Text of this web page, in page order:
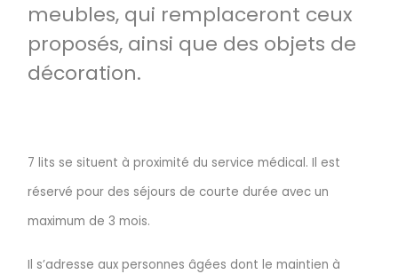
meubles, qui remplaceront ceux
proposés, ainsi que des objets de
décoration.
7 lits se situent à proximité du service médical. Il est
réservé pour des séjours de courte durée avec un
maximum de 3 mois.
Il s’adresse aux personnes âgées dont le maintien à